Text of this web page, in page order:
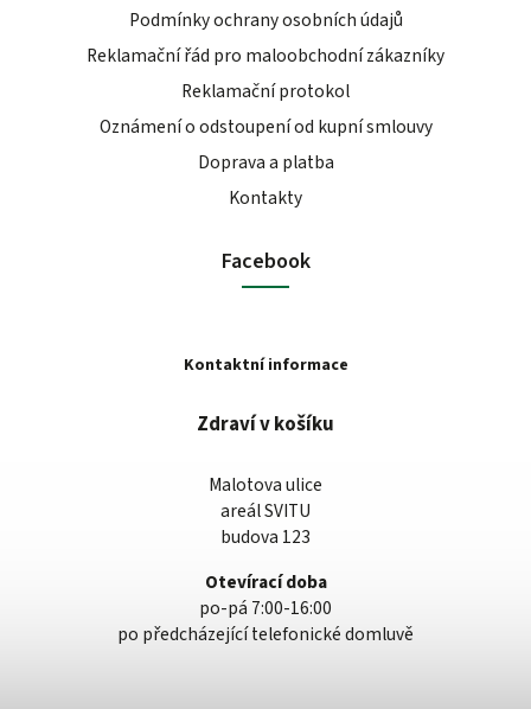
Podmínky ochrany osobních údajů
Reklamační řád pro maloobchodní zákazníky
Reklamační protokol
Oznámení o odstoupení od kupní smlouvy
Doprava a platba
Kontakty
Facebook
Kontaktní informace
Zdraví v košíku
Malotova ulice
areál SVITU
budova 123
Otevírací doba
po-pá 7:00-16:00
po předcházející telefonické domluvě